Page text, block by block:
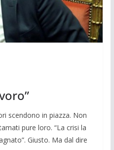
scendono in piazza. Non
pure loro. “La crisi la
Giusto. Ma dal dire